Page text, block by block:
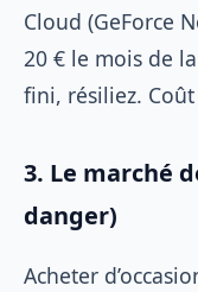
Cloud (GeForce
20 € le mois de
fini, résiliez.
3. Le marché
danger)
Acheter